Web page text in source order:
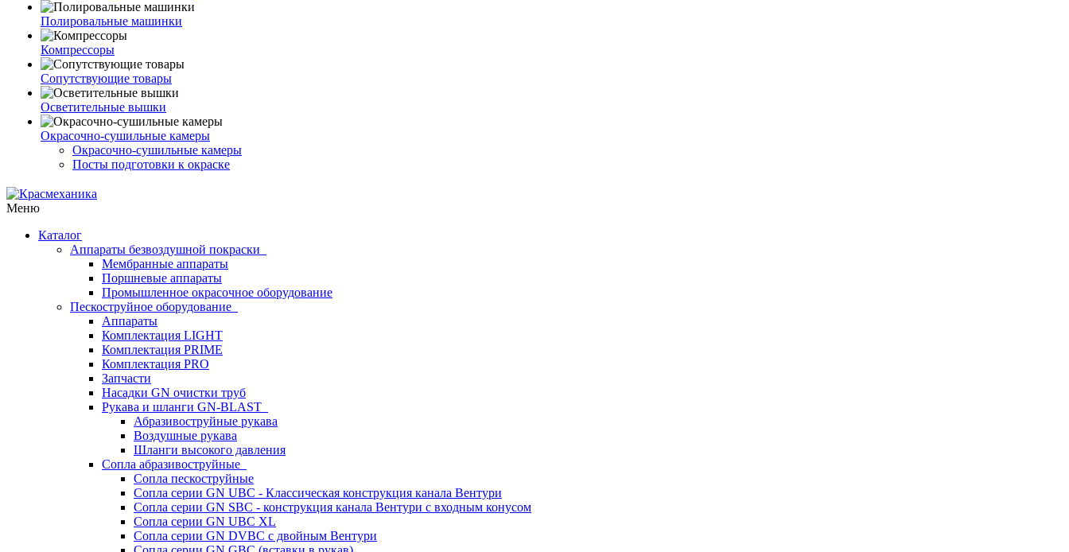
Полировальные машинки
Компрессоры
Сопутствующие товары
Осветительные вышки
Окрасочно-сушильные камеры
Окрасочно-сушильные камеры
Посты подготовки к окраске
Меню
Каталог
Аппараты безвоздушной покраски
Мембранные аппараты
Поршневые аппараты
Промышленное окрасочное оборудование
Пескоструйное оборудование
Аппараты
Комплектация LIGHT
Комплектация PRIME
Комплектация PRO
Запчасти
Насадки GN очистки труб
Рукава и шланги GN-BLAST
Абразивоструйные рукава
Воздушные рукава
Шланги высокого давления
Сопла абразивоструйные
Сопла пескоструйные
Сопла серии GN UBC - Классическая конструкция канала Вентури
Сопла серии GN SBC - конструкция канала Вентури c входным конусом
Сопла серии GN UBC XL
Сопла серии GN DVBC с двойным Вентури